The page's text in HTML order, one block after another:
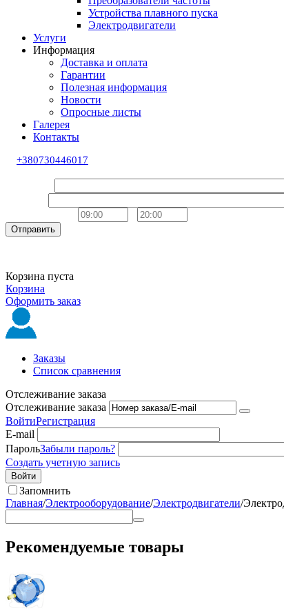
Устройства плавного пуска
Электродвигатели
Услуги
Информация
Доставка и оплата
Гарантии
Полезная информация
Новости
Опросные листы
Галерея
Контакты
+380730446017
Отправить
Корзина пуста
Корзина
Оформить заказ
Заказы
Список сравнения
Отслеживание заказа
Отслеживание заказа
ВойтиРегистрация
E-mail
ПарольЗабыли пароль?
Создать учетную запись
Войти
Запомнить
Главная/Электрооборудование/Электродвигатели/
Рекомендуемые товары